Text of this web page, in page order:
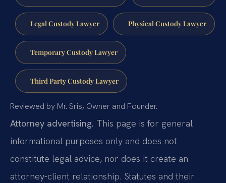
Legal Custody Lawyer Physical Custody Lawyer
Temporary Custody Lawyer
Third Party Custody Lawyer
Reviewed by Mr. Sris, Owner and Founder.
Attorney advertising. This page is for general
informational purposes only and does not
constitute legal advice, nor does it create an
attorney-client relationship. Statutes and their